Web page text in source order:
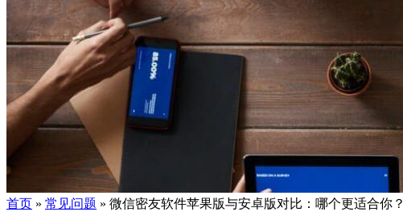
首页 » 常见问题 » 微信密友软件苹果版与安卓版对比：哪个更适合你？